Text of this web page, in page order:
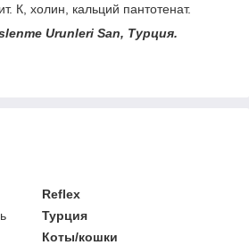
К, холин, кальций пантотенат.
Urunleri San, Турция.
Reflex
Турция
Коты/кошки